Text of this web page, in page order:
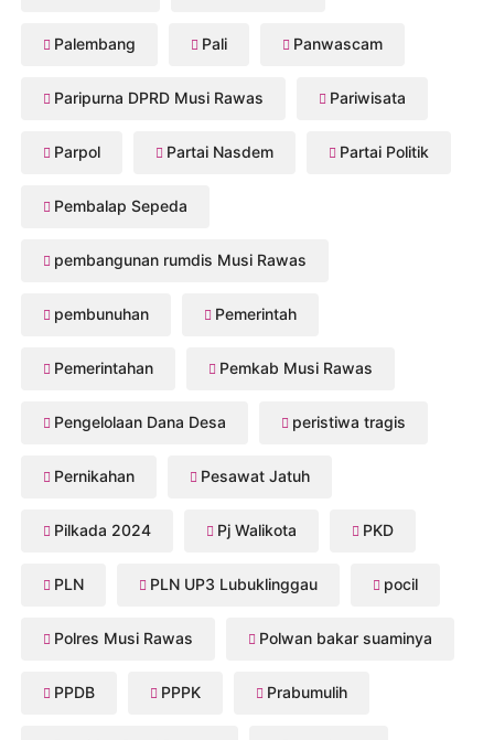
Palembang Pali Panwascam
Paripurna DPRD Musi Rawas Pariwisata
Parpol Partai Nasdem Partai Politik
Pembalap Sepeda
pembangunan rumdis Musi Rawas
pembunuhan Pemerintah
Pemerintahan Pemkab Musi Rawas
Pengelolaan Dana Desa peristiwa tragis
Pernikahan Pesawat Jatuh
Pilkada 2024 Pj Walikota PKD
PLN PLN UP3 Lubuklinggau pocil
Polres Musi Rawas Polwan bakar suaminya
PPDB PPPK Prabumulih